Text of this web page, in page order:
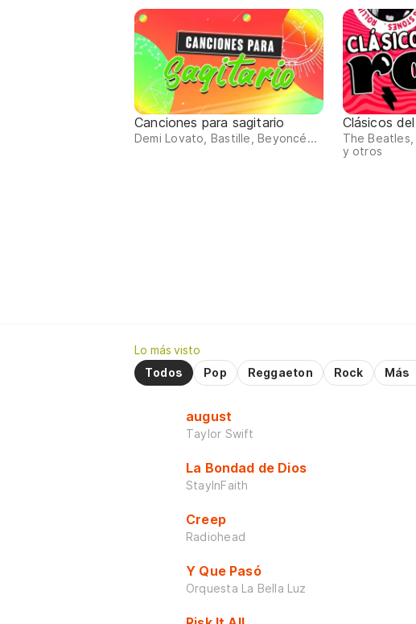
Canciones para sagitario
Demi Lovato, Bastille, Beyoncé...
Clásicos
The
y otros
Lo más visto
Todos
Pop Reggaeton Rock Más
august
Taylor Swift
La Bondad de Dios
StayInFaith
Creep
Radiohead
Y Que Pasó
Orquesta La Bella Luz